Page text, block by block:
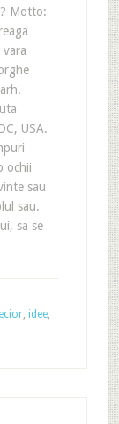
Motto:
vara
USA.
ochii
sau
sau.
sa se
, idee,